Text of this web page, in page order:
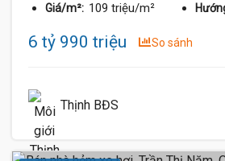
Giá/m²: 109 triệu/m²
6 tỷ 990 triệu So sánh
Thịnh BĐS